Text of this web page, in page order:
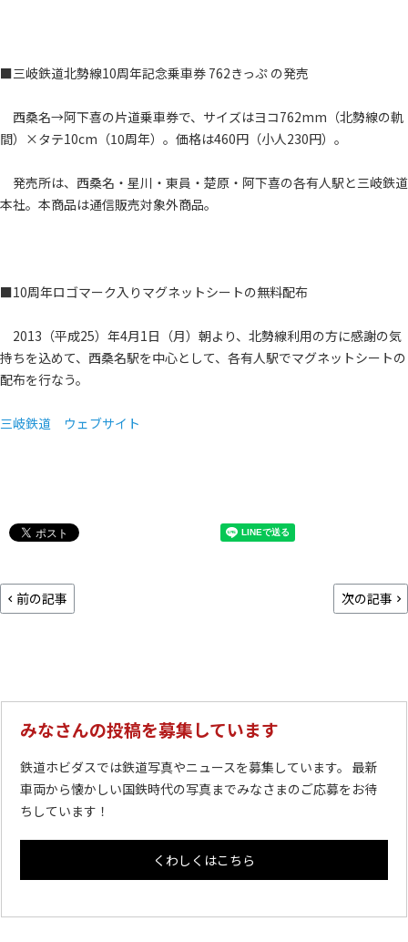
■三岐鉄道北勢線10周年記念乗車券 762きっぷ の発売
西桑名→阿下喜の片道乗車券で、サイズはヨコ762mm（北勢線の軌
間）×タテ10cm（10周年）。価格は460円（小人230円）。
発売所は、西桑名・星川・東員・楚原・阿下喜の各有人駅と三岐鉄道
本社。本商品は通信販売対象外商品。
■10周年ロゴマーク入りマグネットシートの無料配布
2013（平成25）年4月1日（月）朝より、北勢線利用の方に感謝の気
持ちを込めて、西桑名駅を中心として、各有人駅でマグネットシートの
配布を行なう。
三岐鉄道 ウェブサイト
前の記事 次の記事
みなさんの投稿を募集しています
鉄道ホビダスでは鉄道写真やニュースを募集しています。 最新
車両から懐かしい国鉄時代の写真までみなさまのご応募をお待
ちしています！
くわしくはこちら